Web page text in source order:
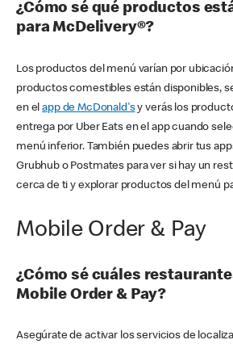
¿Cómo sé qué productos
para McDelivery®?
Los productos del menú varían por
productos comestibles están disponibles,
en elapp de McDonald'sy verás los
entrega por Uber Eats en el app cuando
menú inferior. También puedes abrir tus
Grubhub o Postmates para ver si hay un
cerca de ti y explorar productos del menú
Mobile Order & Pay
¿Cómo sé cuáles
Mobile Order & Pay?
Asegúrate de activar los servicios de